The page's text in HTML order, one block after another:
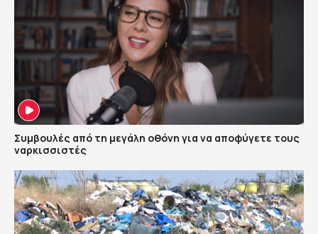
Συμβουλές από τη μεγάλη οθόνη για να αποφύγετε τους
ναρκισσιστές